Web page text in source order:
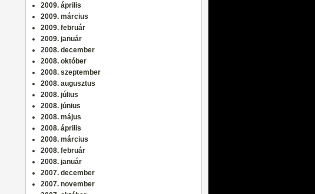
2009. április
2009. március
2009. február
2009. január
2008. december
2008. október
2008. szeptember
2008. augusztus
2008. július
2008. június
2008. május
2008. április
2008. március
2008. február
2008. január
2007. december
2007. november